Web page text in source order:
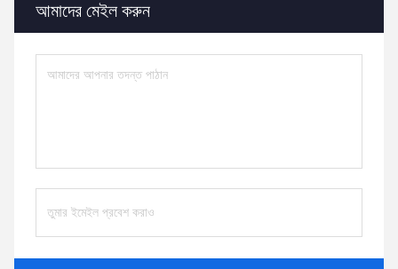
আমাদের মেইল ​​করুন